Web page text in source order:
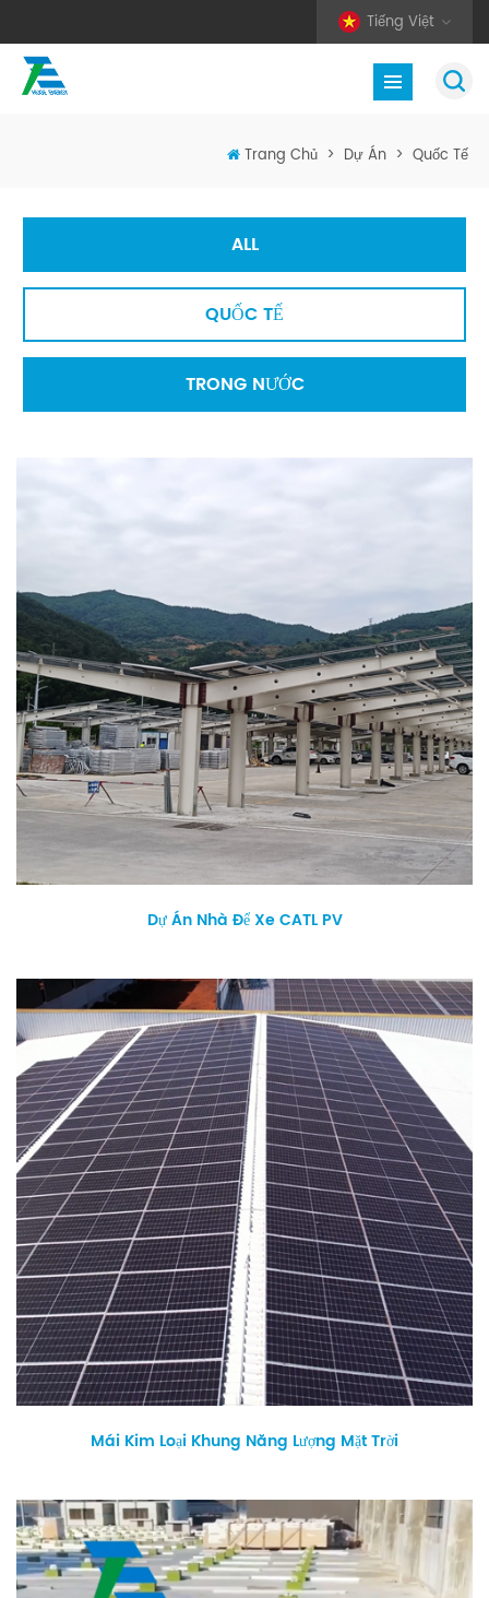
Tiếng Việt
Trang Chủ > Dự Án > Quốc Tế
ALL
QUỐC TẾ
TRONG NƯỚC
Dự Án Nhà Để Xe CATL PV
Mái Kim Loại Khung Năng Lượng Mặt Trời